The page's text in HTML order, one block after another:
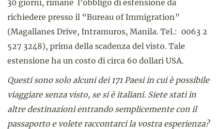
30 giorni, rimane l’obbligo di estensione da
richiedere presso il “Bureau of Immigration”
(Magallanes Drive, Intramuros, Manila. Tel.: 0063 2
527 3248), prima della scadenza del visto. Tale
estensione ha un costo di circa 60 dollari USA.
Questi sono solo alcuni dei 171 Paesi in cui è possibile
viaggiare senza visto, se si è italiani. Siete stati in
altre destinazioni entrando semplicemente con il
passaporto e volete raccontarci la vostra esperienza?